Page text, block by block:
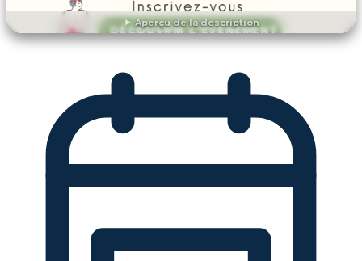
Aperçu de la description
DÉCOUVRIR L'ÉVÉNEMENT